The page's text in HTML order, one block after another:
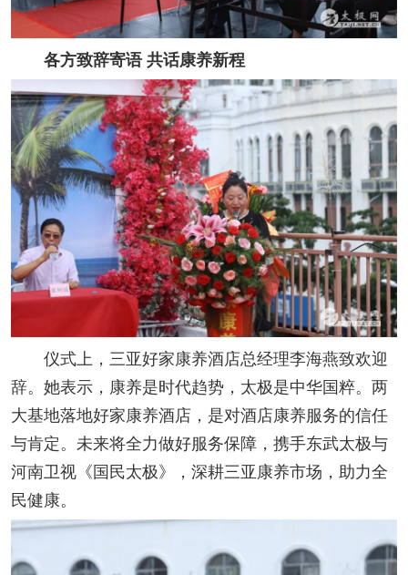
各方致辞寄语 共话康养新程
仪式上，三亚好家康养酒店总经理李海燕致欢迎
辞。她表示，康养是时代趋势，太极是中华国粹。两
大基地落地好家康养酒店，是对酒店康养服务的信任
与肯定。未来将全力做好服务保障，携手东武太极与
河南卫视《国民太极》，深耕三亚康养市场，助力全
民健康。